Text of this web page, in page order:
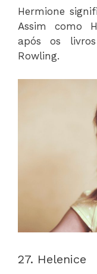
Hermione
Assim como
após os
Rowling.
27. Helenice